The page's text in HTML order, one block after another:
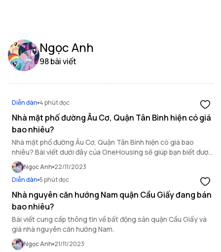
Ngọc Anh
98 bài viết
Diễn đàn 4 phút đọc
Nhà mặt phố đường Âu Cơ, Quận Tân Bình hiện có giá
bao nhiêu?
Nhà mặt phố đường Âu Cơ, Quận Tân Bình hiện có giá bao
nhiêu? Bài viết dưới đây của OneHousing sẽ giúp bạn biết được
câu trả lời chính xác nhất.
Ngọc Anh 22/11/2023
Diễn đàn 5 phút đọc
Nhà nguyên căn hướng Nam quận Cầu Giấy đang bán
bao nhiêu?
Bài viết cung cấp thông tin về bất động sản quận Cầu Giấy và
giá nhà nguyên căn hướng Nam.
Ngọc Anh 21/11/2023